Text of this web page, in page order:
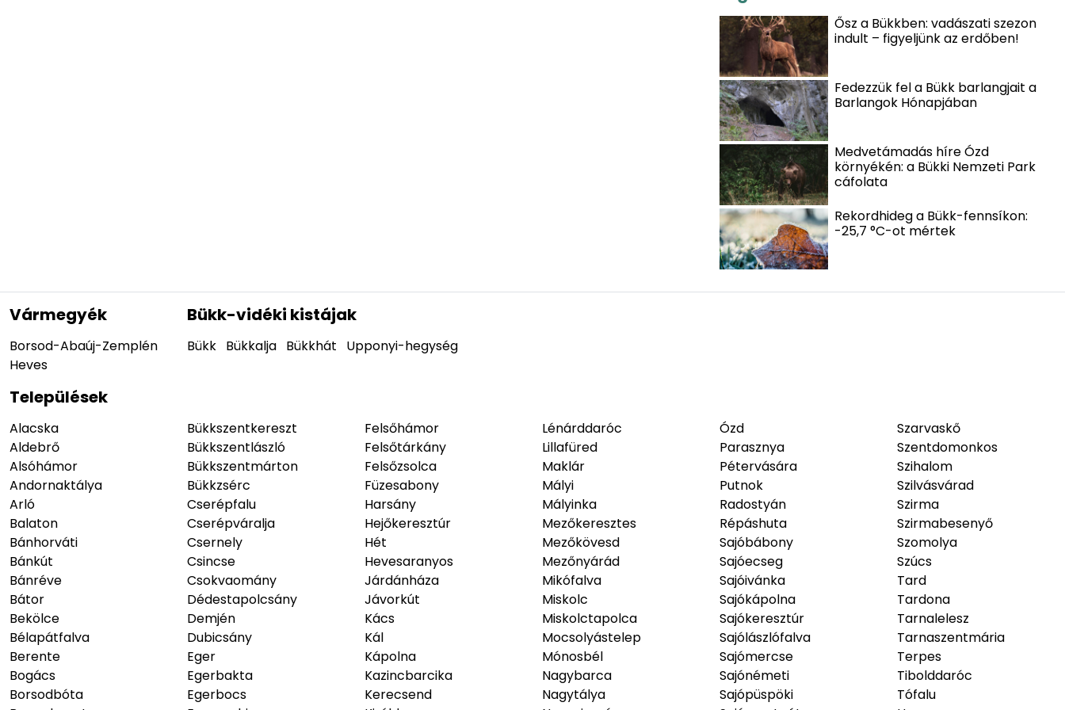
Ősz a Bükkben: vadászati szezon
indult – figyeljünk az erdőben!
Fedezzük fel a Bükk barlangjait a
Barlangok Hónapjában
Medvetámadás híre Ózd
környékén: a Bükki Nemzeti Park
cáfolata
Rekordhideg a Bükk-fennsíkon:
-25,7 °C-ot mértek
Vármegyék
Borsod-Abaúj-Zemplén
Heves
Bükk-vidéki kistájak
Bükk Bükkalja Bükkhát Upponyi-hegység
Települések
Alacska
Aldebrő
Alsóhámor
Andornaktálya
Arló
Balaton
Bánhorváti
Bánkút
Bánréve
Bátor
Bekölce
Bélapátfalva
Berente
Bogács
Borsodbóta
Bükkszentkereszt
Bükkszentlászló
Bükkszentmárton
Bükkzsérc
Cserépfalu
Cserépváralja
Csernely
Csincse
Csokvaomány
Dédestapolcsány
Demjén
Dubicsány
Eger
Egerbakta
Egerbocs
Felsőhámor
Felsőtárkány
Felsőzsolca
Füzesabony
Harsány
Hejőkeresztúr
Hét
Hevesaranyos
Járdánháza
Jávorkút
Kács
Kál
Kápolna
Kazincbarcika
Kerecsend
Lénárddaróc
Lillafüred
Maklár
Mályi
Mályinka
Mezőkeresztes
Mezőkövesd
Mezőnyárád
Mikófalva
Miskolc
Miskolctapolca
Mocsolyástelep
Mónosbél
Nagybarca
Nagytálya
Ózd
Parasznya
Pétervására
Putnok
Radostyán
Répáshuta
Sajóbábony
Sajóecseg
Sajóivánka
Sajókápolna
Sajókeresztúr
Sajólászlófalva
Sajómercse
Sajónémeti
Sajópüspöki
Szarvaskő
Szentdomonkos
Szihalom
Szilvásvárad
Szirma
Szirmabesenyő
Szomolya
Szúcs
Tard
Tardona
Tarnalelesz
Tarnaszentmária
Terpes
Tibolddaróc
Tófalu